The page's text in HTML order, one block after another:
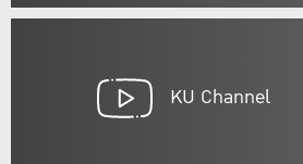
KU Channel